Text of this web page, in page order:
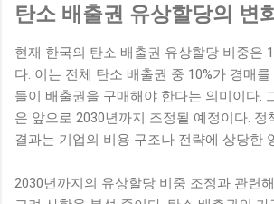
탄소 배출권 유상할당의 변
현재 한국의 탄소 배출권 유상할당 비중은
다. 이는 전체 탄소 배출권 중 10%가 경매
들이 배출권을 구매해야 한다는 의미이다.
은 앞으로 2030년까지 조정될 예정이다. 정
결과는 기업의 비용 구조나 전략에 상당한
2030년까지의 유상할당 비중 조정과 관련